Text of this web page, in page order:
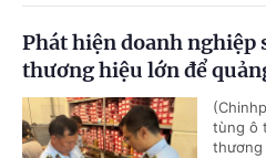
Phát hiện doanh nghiệp
thương hiệu lớn để
tùng ô
thương